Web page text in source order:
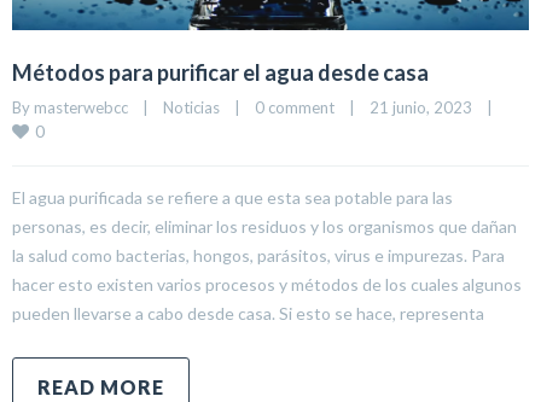
Métodos para purificar el agua desde casa
By masterwebcc | Noticias | 0 comment | 21 junio, 2023 |
0
El agua purificada se refiere a que esta sea potable para las
personas, es decir, eliminar los residuos y los organismos que dañan
la salud como bacterias, hongos, parásitos, virus e impurezas. Para
hacer esto existen varios procesos y métodos de los cuales algunos
pueden llevarse a cabo desde casa. Si esto se hace, representa
READ MORE